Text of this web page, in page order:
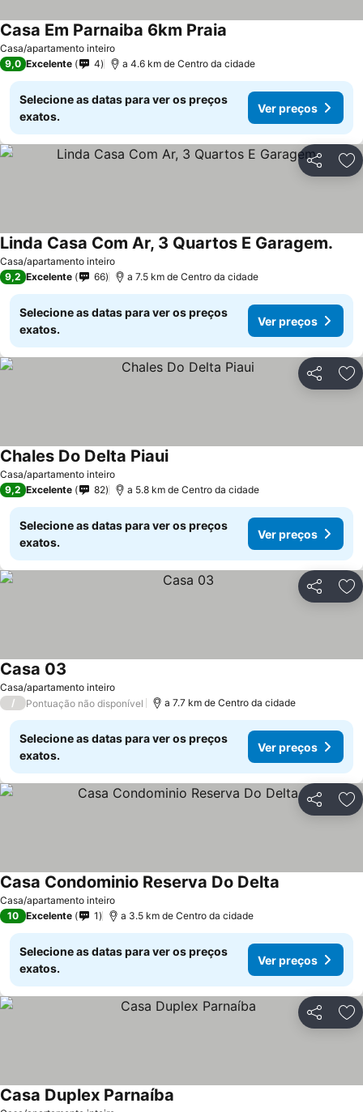
Casa/apartamento inteiro
Casa Em Parnaiba 6km Praia
9,0 Excelente 4 a 4.6 km de Centro da cidade
Selecione as datas para ver os preços
exatos.
Ver preços
Partilhar
Casa/apartamento inteiro
Linda Casa Com Ar, 3 Quartos E Garagem.
9,2 Excelente 66 a 7.5 km de Centro da cidade
Selecione as datas para ver os preços
exatos.
Ver preços
Partilhar
Casa/apartamento inteiro
Chales Do Delta Piaui
9,2 Excelente 82 a 5.8 km de Centro da cidade
Selecione as datas para ver os preços
exatos.
Ver preços
Partilhar
Casa/apartamento inteiro
Casa 03
/ Pontuação não disponível a 7.7 km de Centro da cidade
Selecione as datas para ver os preços
exatos.
Ver preços
Partilhar
Casa/apartamento inteiro
Casa Condominio Reserva Do Delta
10 Excelente 1 a 3.5 km de Centro da cidade
Selecione as datas para ver os preços
exatos.
Ver preços
Partilhar
Casa Duplex Parnaíba